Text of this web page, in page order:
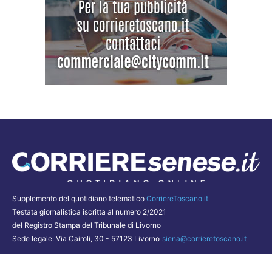
Supplemento del quotidiano telematico CorriereToscano.it
Testata giornalistica iscritta al numero 2/2021
del Registro Stampa del Tribunale di Livorno
Sede legale: Via Cairoli, 30 - 57123 Livorno siena@corrieretoscano.it